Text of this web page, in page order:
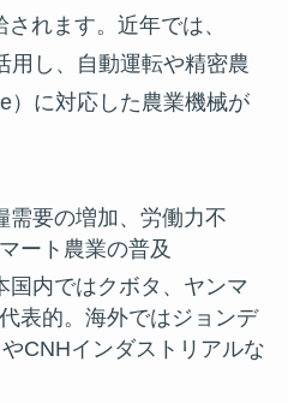
れます。近年では、
用し、自動運転や精密農
）に対応した農業機械が
需要の増加、労働力不
ート農業の普及
国内ではクボタ、ヤンマ
表的。海外ではジョンデ
CNHインダストリアルな